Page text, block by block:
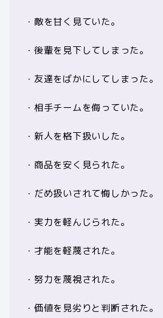
・敵を甘く見ていた。
・後輩を見下してしまった。
・友達をばかにしてしまった。
・相手チームを侮っていた。
・新人を格下扱いした。
・商品を安く見られた。
・だめ扱いされて悔しかった。
・実力を軽んじられた。
・才能を軽蔑された。
・努力を蔑視された。
・価値を見劣りと判断された。